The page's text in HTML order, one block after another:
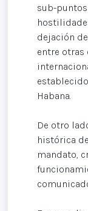
sub-
dejación
entre otras
Habana.
De otro
histórica
mandato,